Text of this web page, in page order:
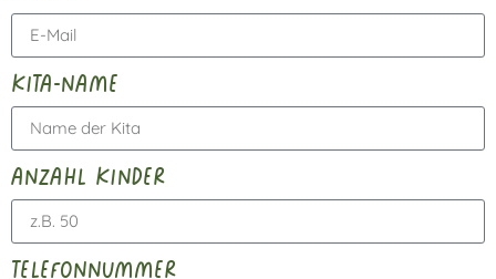
kita-name
anzahl kinder
telefonnummer